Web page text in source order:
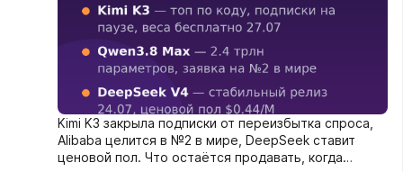
Kimi K3 закрыла подписки от переизбытка спроса,
Alibaba целится в №2 в мире, DeepSeek ставит
ценовой пол. Что остаётся продавать, когда